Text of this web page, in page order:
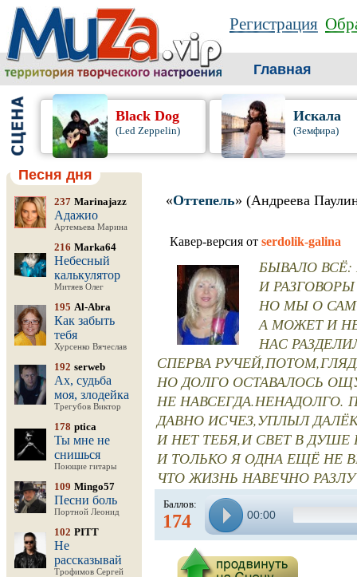
Регистрация
Главная
Black Dog
(Led Zeppelin)
Искала
(Земфира)
Песня дня
237 Marinajazz
Адажио
Артемьева Марина
216 Marka64
Небесный
калькулятор
Митяев Олег
195 Al-Abra
Как забыть
тебя
Хурсенко Вячеслав
192 serweb
Ах, судьба
моя, злодейка
Трегубов Виктор
178 ptica
Ты мне не
снишься
Поющие гитары
109 Mingo57
Песни боль
Портной Леонид
102 PITT
Не
рассказывай
Трофимов Сергей
«Оттепель» (Андреева
Кавер-версия от serdolik-galina
БЫВАЛО ВСЁ:
И
НО МЫ О
А МОЖЕТ И
НАС
СПЕРВА
НО ДОЛГО ОСТАВАЛОСЬ
НЕ НАВСЕГДА.НЕНАДОЛГО.
ДАВНО ИСЧЕЗ,УПЛЫЛ
И НЕТ ТЕБЯ,И СВЕТ В ДУШЕ
И ТОЛЬКО Я ОДНА ЕЩЁ НЕ
ЧТО ЖИЗНЬ НАВЕЧНО
Баллов:
174 00:00